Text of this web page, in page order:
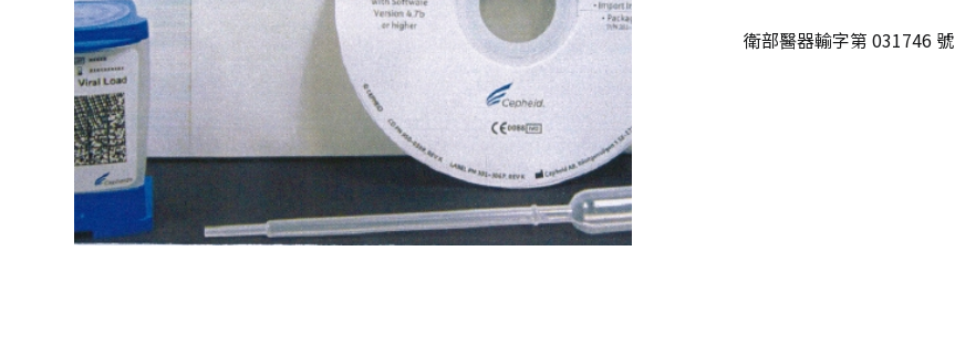
衛部醫器輸字第 031746 號